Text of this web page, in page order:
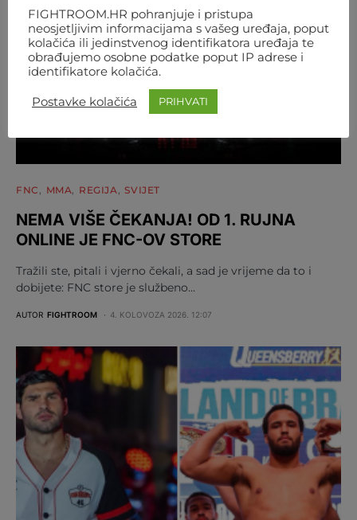
FNC MMA REGIJA SVIJET
NEMA VIŠE ČEKANJA! OD 1. RUJNA
ONLINE JE FNC-OV STORE
Tražili ste, pitali i vjerno čekali, a sad je vrijeme da to i
dobijete: FNC store je službeno…
AUTOR FIGHTROOM 4. KOLOVOZA 2026. 12:07
FIGHTROOM.HR pohranjuje i pristupa
neosjetljivim informacijama s vašeg uređaja, poput
kolačića ili jedinstvenog identifikatora uređaja te
obrađujemo osobne podatke poput IP adrese i
identifikatore kolačića.
Postavke kolačića PRIHVATI